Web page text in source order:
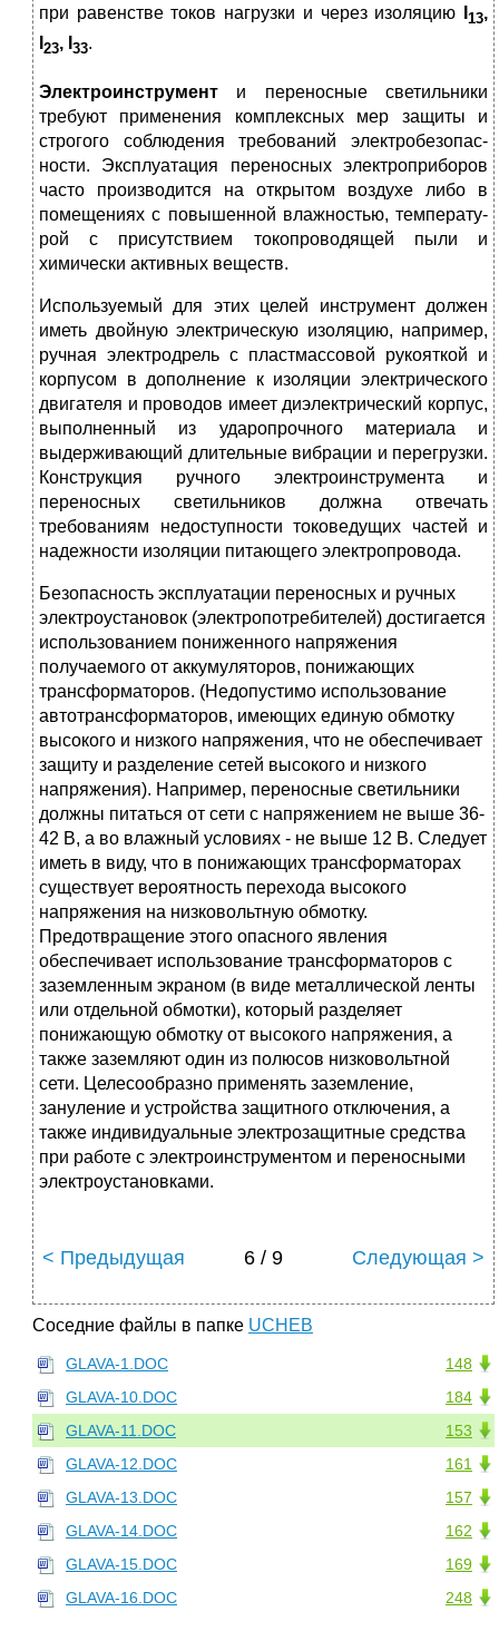
при равенстве токов нагрузки и через изоляцию
13,
23, I 33.
Электроинструмент и переносные светильники
требуют применения комплексных мер защиты и
строгого соблюдения требований электробезопас­
ности. Эксплуатация переносных электроприборов
часто производится на открытом воздухе либо в
помещениях с повышенной влажностью, температу­
рой с присутствием токопроводящей пыли и
химически активных веществ.
Используемый для этих целей инструмент должен
иметь двойную элек­трическую изоляцию, например,
ручная электродрель с пластмассовой ру­кояткой и
корпусом в дополнение к изоляции электрического
двигателя и проводов имеет диэлектрический корпус,
выполненный из ударопрочного ма­териала и
выдерживающий длительные вибрации и перегрузки.
Конструкция ручного электроинструмента и
переносных светильников должна отвечать
требованиям недоступности токоведущих частей и
надежности изоляции пи­тающего электропровода.
Безопасность эксплуатации переносных и ручных
электроустановок (электропотребителей) достигается
использованием пониженного напряжения
получаемого от аккумуляторов, понижающих
трансформаторов. (Недопустимо использование
автотрансформаторов, имеющих единую обмотку
высокого и низкого напряжения, что не обеспечивает
защиту и разделение сетей вы­сокого и низкого
напряжения). Например, переносные светильники
должны питаться от сети с напряжением не выше 36-
42 В, а во влажный условиях - не выше 12 В. Следует
иметь в виду, что в понижающих трансформаторах
существует вероятность перехода высокого
напряжения на низковольтную обмотку.
Предотвращение этого опасного явления
обеспечивает использова­ние трансформаторов с
заземленным экраном (в виде металлической ленты
или отдельной обмотки), который разделяет
понижающую обмотку от высо­кого напряжения, а
также заземляют один из полюсов низковольтной
сети. Целесообразно применять заземление,
зануление и устройства защитного отключения, а
также индивидуальные электрозащитные средства
при работе с электроинструментом и переносными
электроустановками.
< Предыдущая 6 / 9 Следующая >
Соседние файлы в папке UCHEB
148
GLAVA-1.DOC
184
GLAVA-10.DOC
153
GLAVA-11.DOC
161
GLAVA-12.DOC
157
GLAVA-13.DOC
162
GLAVA-14.DOC
169
GLAVA-15.DOC
248
GLAVA-16.DOC